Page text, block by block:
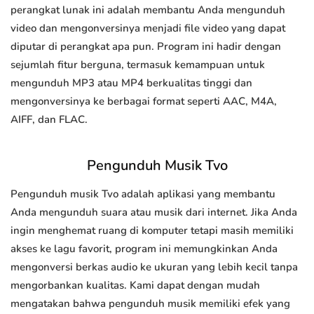
perangkat lunak ini adalah membantu Anda mengunduh
video dan mengonversinya menjadi file video yang dapat
diputar di perangkat apa pun. Program ini hadir dengan
sejumlah fitur berguna, termasuk kemampuan untuk
mengunduh MP3 atau MP4 berkualitas tinggi dan
mengonversinya ke berbagai format seperti AAC, M4A,
AIFF, dan FLAC.
Pengunduh Musik Tvo
Pengunduh musik Tvo adalah aplikasi yang membantu
Anda mengunduh suara atau musik dari internet. Jika Anda
ingin menghemat ruang di komputer tetapi masih memiliki
akses ke lagu favorit, program ini memungkinkan Anda
mengonversi berkas audio ke ukuran yang lebih kecil tanpa
mengorbankan kualitas. Kami dapat dengan mudah
mengatakan bahwa pengunduh musik memiliki efek yang